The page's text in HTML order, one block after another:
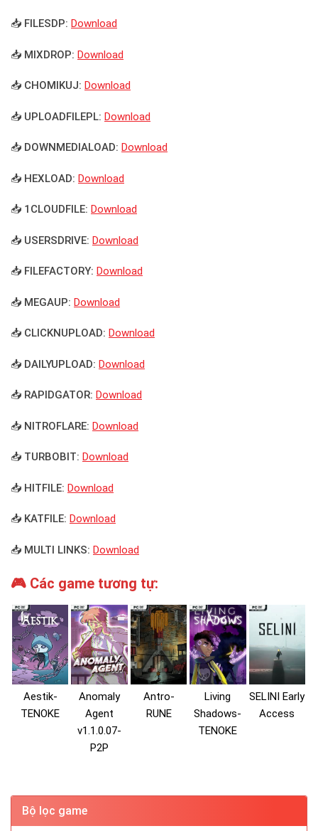
📥 FILESDP: Download
📥 MIXDROP: Download
📥 CHOMIKUJ: Download
📥 UPLOADFILEPL: Download
📥 DOWNMEDIALOAD: Download
📥 HEXLOAD: Download
📥 1CLOUDFILE: Download
📥 USERSDRIVE: Download
📥 FILEFACTORY: Download
📥 MEGAUP: Download
📥 CLICKNUPLOAD: Download
📥 DAILYUPLOAD: Download
📥 RAPIDGATOR: Download
📥 NITROFLARE: Download
📥 TURBOBIT: Download
📥 HITFILE: Download
📥 KATFILE: Download
📥 MULTI LINKS: Download
🎮 Các game tương tự:
Aestik-
TENOKE
Anomaly
Agent
v1.1.0.07-
P2P
Antro-
RUNE
Living
Shadows-
TENOKE
SELINI Early
Access
Bộ lọc game